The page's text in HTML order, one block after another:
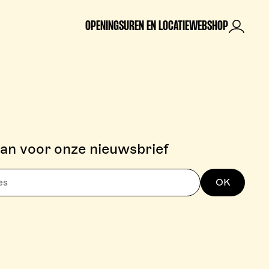
OPENINGSUREN EN LOCATIEWEBSHOP
voor onze nieuwsbrief
OK